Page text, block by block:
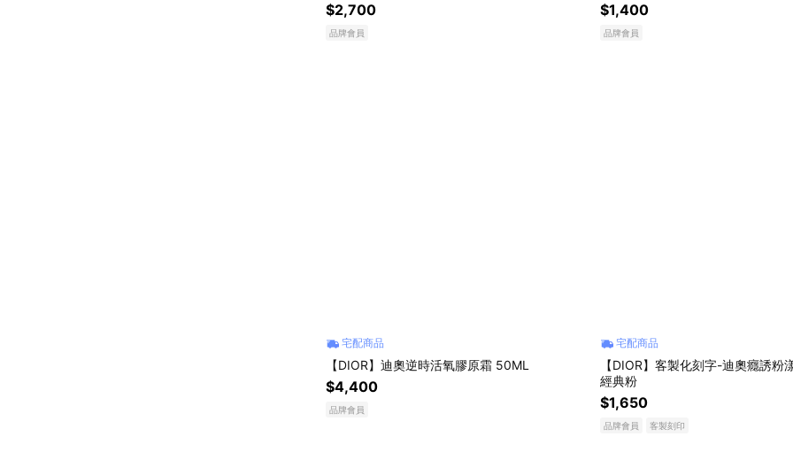
$2,700
品牌會員
$1,400
品牌會員
宅配商品
【DIOR】迪奧逆時活氧膠原霜 50ML
$4,400
品牌會員
宅配商品
【DIOR】客製化刻字-迪奧癮誘粉
經典粉
$1,650
品牌會員 客製刻印